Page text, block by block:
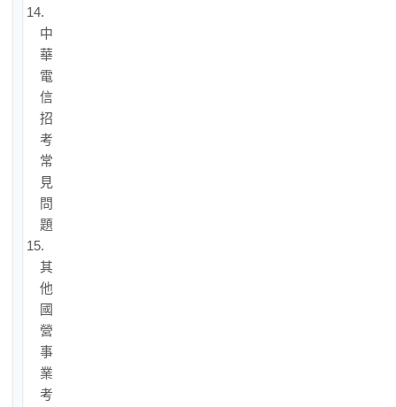
14.
中
華
電
信
招
考
常
見
問
題
15.
其
他
國
營
事
業
考